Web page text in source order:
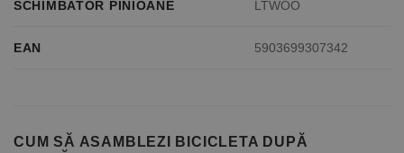
SCHIMBATOR PINIOANE LTWOO
EAN 5903699307342
CUM SĂ ASAMBLEZI BICICLETA DUPĂ